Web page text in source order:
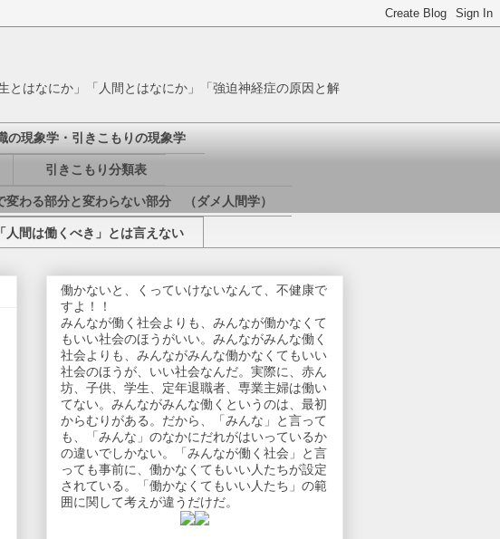
はなにか」「人間とはなにか」「強迫神経症の原因と解
の現象学・引きこもりの現象学
引きこもり分類表
変わる部分と変わらない部分 （ダメ人間学）
「人間は働くべき」とは言えない
働かないと、くっていけないなんて、不健康で
すよ！！
みんなが働く社会よりも、みんなが働かなくて
もいい社会のほうがいい。みんながみんな働く
社会よりも、みんながみんな働かなくてもいい
社会のほうが、いい社会なんだ。実際に、赤ん
坊、子供、学生、定年退職者、専業主婦は働い
てない。みんながみんな働くというのは、最初
からむりがある。だから、「みんな」と言って
も、「みんな」のなかにだれがはいっているか
の違いでしかない。「みんなが働く社会」と言
っても事前に、働かなくてもいい人たちが設定
されている。「働かなくてもいい人たち」の範
囲に関して考えが違うだけだ。